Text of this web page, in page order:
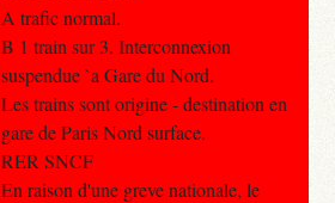
A trafic normal.
B 1 train sur 3. Interconnexion
suspendue `a Gare du Nord.
Les trains sont origine - destination en
gare de Paris Nord surface.
RER SNCF
En raison d'une greve nationale, le